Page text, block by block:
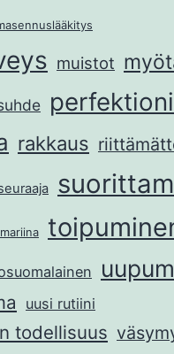
muistot
rakkaus
uusi rutiini
todellisuus